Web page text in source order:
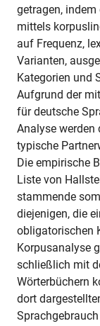
getragen,
mittels
auf Frequenz,
Varianten,
Kategorien und
Aufgrund der
für deutsche
Analyse
typische
Die empirische
Liste von
stammende
diejenigen, die
obligatorischen
Korpusanalyse
schließlich mit
Wörterbüchern
dort